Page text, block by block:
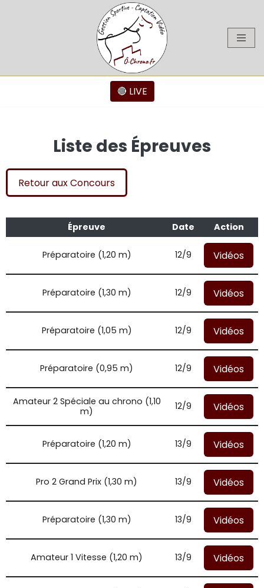
🔴 LIVE
Liste des Épreuves
Retour aux Concours
Épreuve Date Action
Préparatoire (1,20 m) 12/9 Vidéos
Préparatoire (1,30 m) 12/9 Vidéos
Préparatoire (1,05 m) 12/9 Vidéos
Préparatoire (0,95 m) 12/9 Vidéos
Amateur 2 Spéciale au chrono (1,10
m)
12/9 Vidéos
Préparatoire (1,20 m) 13/9 Vidéos
Pro 2 Grand Prix (1,30 m) 13/9 Vidéos
Préparatoire (1,30 m) 13/9 Vidéos
Amateur 1 Vitesse (1,20 m) 13/9 Vidéos